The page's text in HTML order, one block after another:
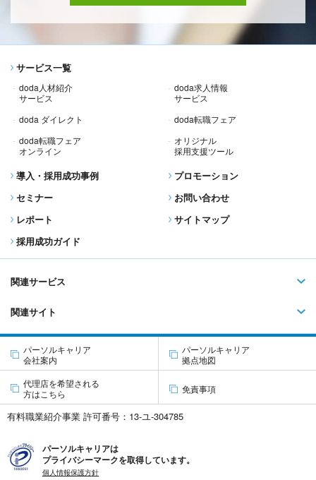
サービス一覧
doda人材紹介
サービス
doda求人情報
サービス
doda ダイレクト
doda転職フェア
doda転職フェア
オンライン
オリジナル
採用支援ツール
導入・採用成功事例
セミナー
レポート
採用成功ガイド
プロモーション
お問い合わせ
サイトマップ
関連サービス
関連サイト
パーソルキャリア
会社案内
パーソルキャリア
拠点地図
代理店を希望される
方はこちら
免責事項
有料職業紹介事業 許可番号：13-ユ-304785
パーソルキャリアは
プライバシーマークを取得しています。
個人情報保護方針